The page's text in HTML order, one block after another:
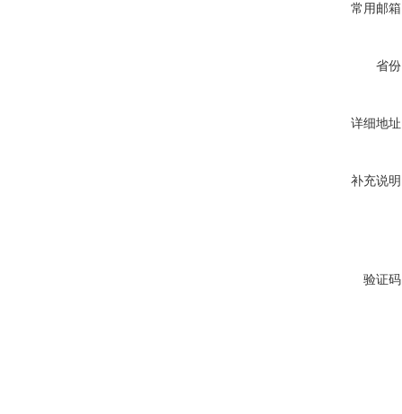
常用邮
省
详细地
补充说
验证